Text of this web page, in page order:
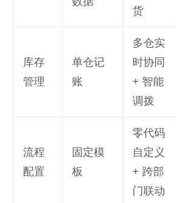
货
库存
管理
单仓记
账
多仓实
时协同
+ 智能
调拨
流程
配置
固定模
板
零代码
自定义
+ 跨部
门联动